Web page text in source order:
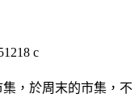
，於周末的市集，不